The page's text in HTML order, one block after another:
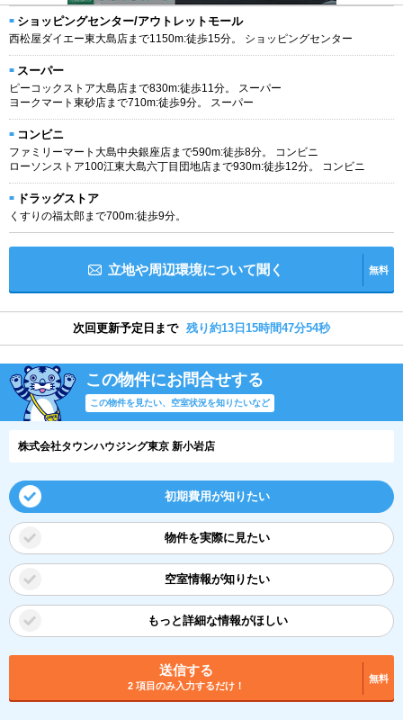
ショッピングセンター/アウトレットモール
西松屋ダイエー東大島店まで1150m:徒歩15分。 ショッピングセンター
スーパー
ピーコックストア大島店まで830m:徒歩11分。 スーパー
ヨークマート東砂店まで710m:徒歩9分。 スーパー
コンビニ
ファミリーマート大島中央銀座店まで590m:徒歩8分。 コンビニ
ローソンストア100江東大島六丁目団地店まで930m:徒歩12分。 コンビニ
ドラッグストア
くすりの福太郎まで700m:徒歩9分。
立地や周辺環境について聞く 無料
次回更新予定日まで 残り約13日15時間47分54秒
この物件にお問合せする
この物件を見たい、空室状況を知りたいなど
株式会社タウンハウジング東京 新小岩店
初期費用が知りたい
物件を実際に見たい
空室情報が知りたい
もっと詳細な情報がほしい
送信する
2 項目のみ入力するだけ！
無料